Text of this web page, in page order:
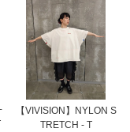
【VIVISION】NYLON S
TRETCH - T